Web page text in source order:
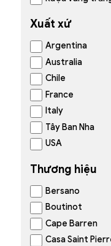
Xuất xứ
Argentina
Australia
Chile
France
Italy
Tây Ban Nha
USA
Thương hiệu
Bersano
Boutinot
Cape Barren
Casa Saint